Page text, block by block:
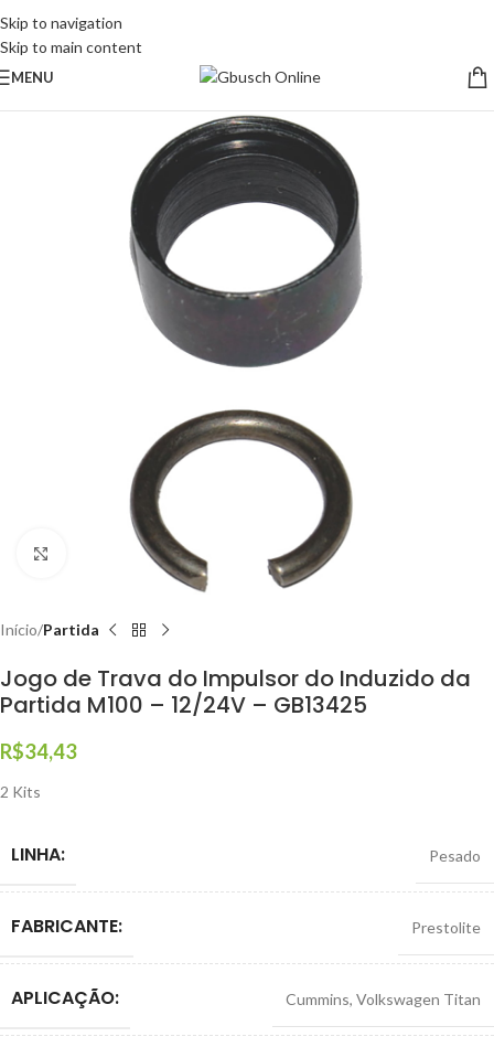
Skip to navigation
Skip to main content
MENU
Clique para ampliar
Início Partida
Jogo de Trava do Impulsor do Induzido da
Partida M100 – 12/24V – GB13425
R$34,43
2 Kits
LINHA: Pesado
FABRICANTE: Prestolite
APLICAÇÃO: Cummins, Volkswagen Titan